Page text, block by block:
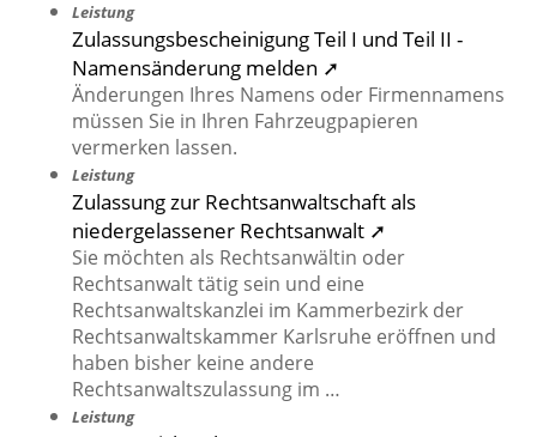
Leistung
Zulassungsbescheinigung Teil I und Teil II -
Namensänderung melden ➚
Änderungen Ihres Namens oder Firmennamens
müssen Sie in Ihren Fahrzeugpapieren
vermerken lassen.
Leistung
Zulassung zur Rechtsanwaltschaft als
niedergelassener Rechtsanwalt ➚
Sie möchten als Rechtsanwältin oder
Rechtsanwalt tätig sein und eine
Rechtsanwaltskanzlei im Kammerbezirk der
Rechtsanwaltskammer Karlsruhe eröffnen und
haben bisher keine andere
Rechtsanwaltszulassung im …
Leistung